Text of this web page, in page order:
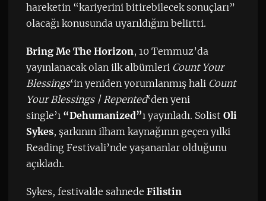
hareketin “kariyerini bitirebilecek sonuçları”
olacağı konusunda uyarıldığını belirtti.
Bring Me The Horizon, 10 Temmuz’da
yayınlanacak olan ilk albümleri Count Your
Blessings‘in yeniden yorumlanmış hali Count
Your Blessings | Repented‘den yeni
single’ı “Dehumanized”ı yayınladı. Solist Oli
Sykes, şarkının ilham kaynağının geçen yılki
Reading Festivali’nde yaşananlar olduğunu
açıkladı.
Sykes, festivalde sahnede Filistin